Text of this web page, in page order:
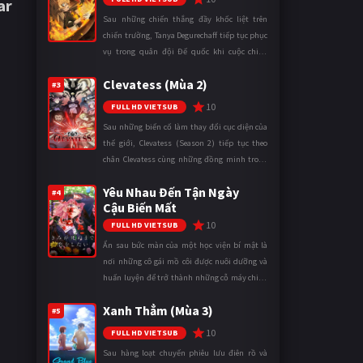
Sau những chiến thắng đầy khốc liệt trên
chiến trường, Tanya Degurechaff tiếp tục phục
vụ trong quân đội Đế quốc khi cuộc chiến
mặt trận. Dù sở hữu tài năn ...
#3 Clevatess (Mùa 2)
FULL HD VIETSUB 10
Sau những biến cố làm thay đổi cục diện của
thế giới, Clevatess (Season 2) tiếp tục theo
chân Clevatess cùng những đồng minh trong
loại đến bờ vực diệ ...
#4
Yêu Nhau Đến Tận Ngày
Cậu Biến Mất
FULL HD VIETSUB 10
Ẩn sau bức màn của một học viện bí mật là
nơi những cô gái mồ côi được nuôi dưỡng và
huấn luyện để trở thành những cỗ máy chiến
được xem là điều hiển nh ...
#5 Xanh Thẳm (Mùa 3)
FULL HD VIETSUB 10
Sau hàng loạt chuyến phiêu lưu điên rồ và